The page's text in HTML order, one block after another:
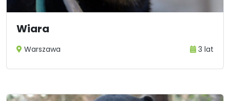
Wiara
Warszawa 3 lat